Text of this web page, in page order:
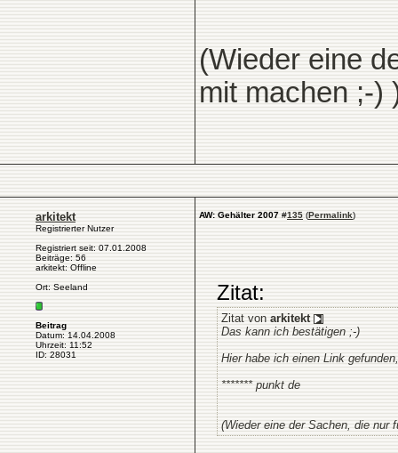
(Wieder eine
mit machen ;-)
arkitekt
Registrierter Nutzer
Registriert seit: 07.01.2008
Beiträge: 56
arkitekt: Offline
Ort: Seeland
Beitrag
Datum: 14.04.2008
Uhrzeit: 11:52
ID: 28031
AW: Gehälter 2007 #135 (Permalink)
Zitat:
Zitat von arkitekt
Das kann ich bestätigen ;-)
Hier habe ich einen Link
******* punkt de
(Wieder eine der Sachen, die nur